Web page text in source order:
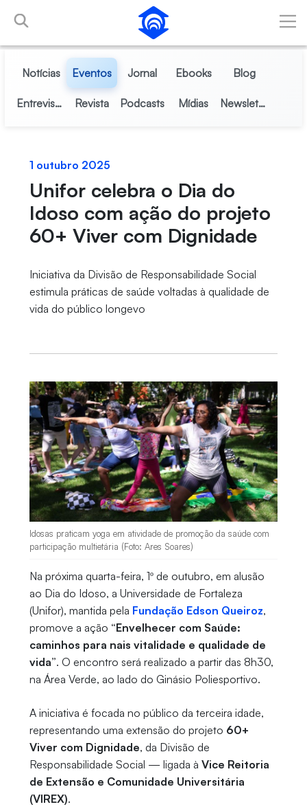
Pular para o Conteúdo principal
Notícias Eventos Jornal Ebooks Blog
Entrevistas Revista Podcasts Mídias Newsletter
1 outubro 2025
Unifor celebra o Dia do
Idoso com ação do projeto
60+ Viver com Dignidade
Iniciativa da Divisão de Responsabilidade Social
estimula práticas de saúde voltadas à qualidade de
vida do público longevo
Idosas praticam yoga em atividade de promoção da saúde com
participação multietária (Foto: Ares Soares)
Na próxima quarta-feira, 1º de outubro, em alusão
ao Dia do Idoso, a Universidade de Fortaleza
(Unifor), mantida pela Fundação Edson Queiroz,
promove a ação “Envelhecer com Saúde:
caminhos para nais vitalidade e qualidade de
vida”. O encontro será realizado a partir das 8h30,
na Área Verde, ao lado do Ginásio Poliesportivo.
A iniciativa é focada no público da terceira idade,
representando uma extensão do projeto 60+
Viver com Dignidade, da Divisão de
Responsabilidade Social — ligada à Vice Reitoria
de Extensão e Comunidade Universitária
(VIREX).